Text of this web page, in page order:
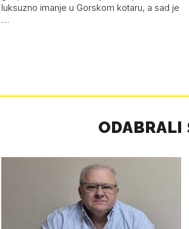
luksuzno imanje u Gorskom kotaru, a sad je
…